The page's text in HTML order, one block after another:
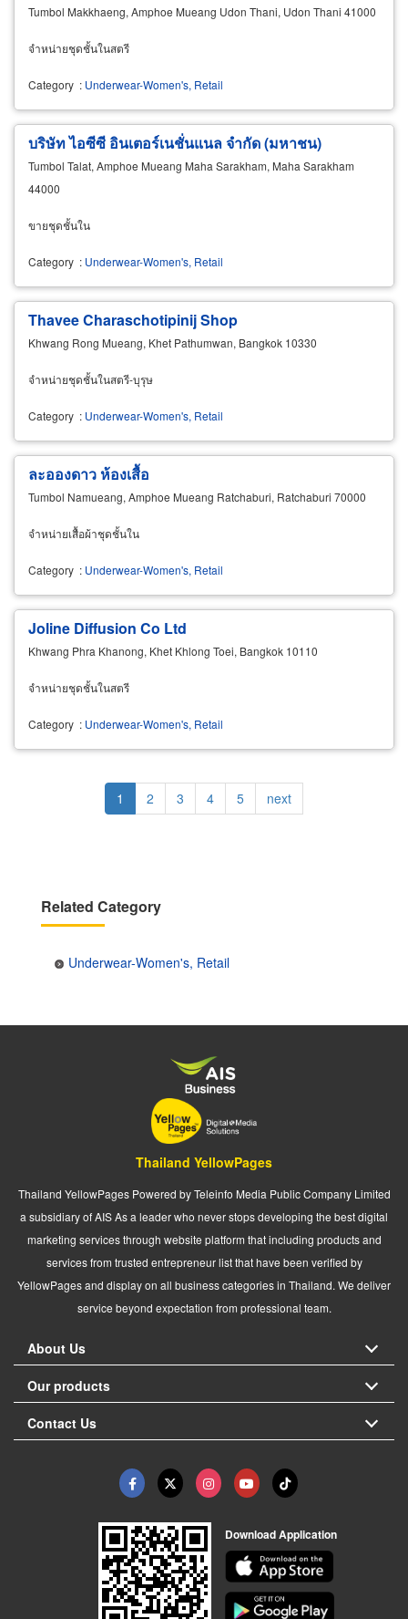
Tumbol Makkhaeng, Amphoe Mueang Udon Thani, Udon Thani 41000
จำหน่ายชุดชั้นในสตรี
Category : Underwear-Women's, Retail
บริษัท ไอซีซี อินเตอร์เนชั่นแนล จำกัด (มหาชน)
Tumbol Talat, Amphoe Mueang Maha Sarakham, Maha Sarakham
44000
ขายชุดชั้นใน
Category : Underwear-Women's, Retail
Thavee Charaschotipinij Shop
Khwang Rong Mueang, Khet Pathumwan, Bangkok 10330
จำหน่ายชุดชั้นในสตรี-บุรุษ
Category : Underwear-Women's, Retail
ละอองดาว ห้องเสื้อ
Tumbol Namueang, Amphoe Mueang Ratchaburi, Ratchaburi 70000
จำหน่ายเสื้อผ้าชุดชั้นใน
Category : Underwear-Women's, Retail
Joline Diffusion Co Ltd
Khwang Phra Khanong, Khet Khlong Toei, Bangkok 10110
จำหน่ายชุดชั้นในสตรี
Category : Underwear-Women's, Retail
Pagination Current
page
1 Page
2 Page
3 Page
4 Page
5
Next
page
next
Related Category
Underwear-Women's, Retail
Thailand YellowPages
Thailand YellowPages Powered by Teleinfo Media Public Company Limited
a subsidiary of AIS As a leader who never stops developing the best digital
marketing services through website platform that including products and
services from trusted entrepreneur list that have been verified by
YellowPages and display on all business categories in Thailand. We deliver
service beyond expectation from professional team.
About Us
Our products
Contact Us
Download Application